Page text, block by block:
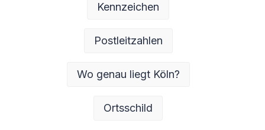
Kennzeichen
Postleitzahlen
Wo genau liegt Köln?
Ortsschild